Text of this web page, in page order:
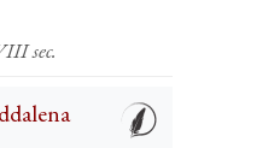
VII sec. - VIII sec.